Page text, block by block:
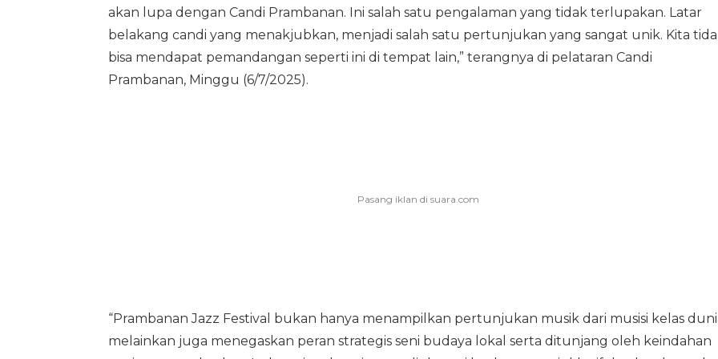
akan lupa dengan Candi Prambanan. Ini salah satu pengalaman yang tidak terlupakan. Latar
belakang candi yang menakjubkan, menjadi salah satu pertunjukan yang sangat unik. Kita
bisa mendapat pemandangan seperti ini di tempat lain,” terangnya di pelataran Candi
Prambanan, Minggu (6/7/2025).
“Prambanan Jazz Festival bukan hanya menampilkan pertunjukan musik dari musisi kelas
melainkan juga menegaskan peran strategis seni budaya lokal serta ditunjang oleh keindahan